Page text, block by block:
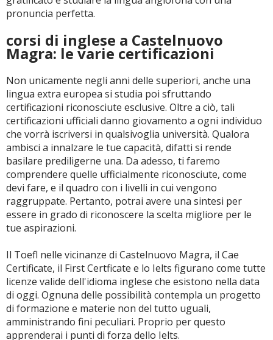
pronuncia perfetta.
corsi di inglese a Castelnuovo
Magra: le varie certificazioni
Non unicamente negli anni delle superiori, anche una
lingua extra europea si studia poi sfruttando
certificazioni riconosciute esclusive. Oltre a ciò, tali
certificazioni ufficiali danno giovamento a ogni individuo
che vorrà iscriversi in qualsivoglia università. Qualora
ambisci a innalzare le tue capacità, difatti si rende
basilare prediligerne una. Da adesso, ti faremo
comprendere quelle ufficialmente riconosciute, come
devi fare, e il quadro con i livelli in cui vengono
raggruppate. Pertanto, potrai avere una sintesi per
essere in grado di riconoscere la scelta migliore per le
tue aspirazioni.
Il Toefl nelle vicinanze di Castelnuovo Magra, il Cae
Certificate, il First Certficate e lo Ielts figurano come tutte
licenze valide dell'idioma inglese che esistono nella data
di oggi. Ognuna delle possibilità contempla un progetto
di formazione e materie non del tutto uguali,
amministrando fini peculiari. Proprio per questo
apprenderai i punti di forza dello Ielts.